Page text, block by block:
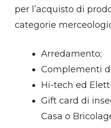
per l’acquisto di
categorie
Arredamento;
Complementi
Hi-tech ed
Gift card di
Casa o